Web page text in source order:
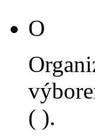
O
( ).